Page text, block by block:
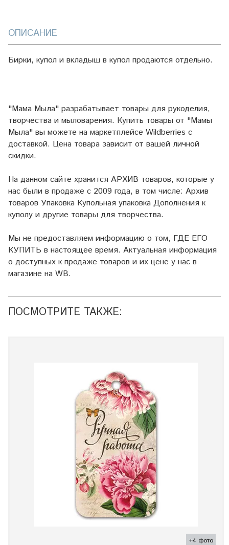
ОПИСАНИЕ
Бирки, купол и вкладыш в купол продаются отдельно.
"Мама Мыла" разрабатывает товары для рукоделия,
творчества и мыловарения. Купить товары от "Мамы
Мыла" вы можете на маркетплейсе Wildberries с
доставкой. Цена товара зависит от вашей личной
скидки.
На данном сайте хранится АРХИВ товаров, которые у
нас были в продаже с 2009 года, в том числе: Архив
товаров Упаковка Купольная упаковка Дополнения к
куполу и другие товары для творчества.
Мы не предоставляем информацию о том, ГДЕ ЕГО
КУПИТЬ в настоящее время. Актуальная информация
о доступных к продаже товаров и их цене у нас в
магазине на WB.
ПОСМОТРИТЕ ТАКЖЕ:
+4 фото